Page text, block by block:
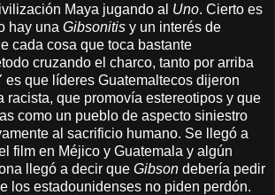
Maya jugando al Uno. Cierto es
hay una Gibsonitis y un interés de
cada cosa que toca bastante
cruzando el charco, tanto por arriba
es que líderes Guatemaltecos dijeron
racista, que promovía estereotipos y que
como un pueblo de aspecto siniestro
al sacrificio humano. Se llegó a
film en Méjico y Guatemala y algún
llegó a decir que Gibson debería pedir
los estadounidenses no piden perdón.